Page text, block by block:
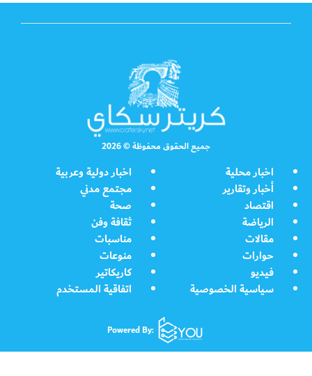
جميع الحقوق محفوظة © 2026
اخبار محلية
اخبار دولية وعربية
أخبار وتقارير
مجتمع مدني
اقتصاد
صحة
الرياضة
ثقافة وفن
مقالات
مناسبات
حوارات
منوعات
فيديو
كاريكاتير
سياسية الخصوصية
اتفاقية المستخدم
Powered By: